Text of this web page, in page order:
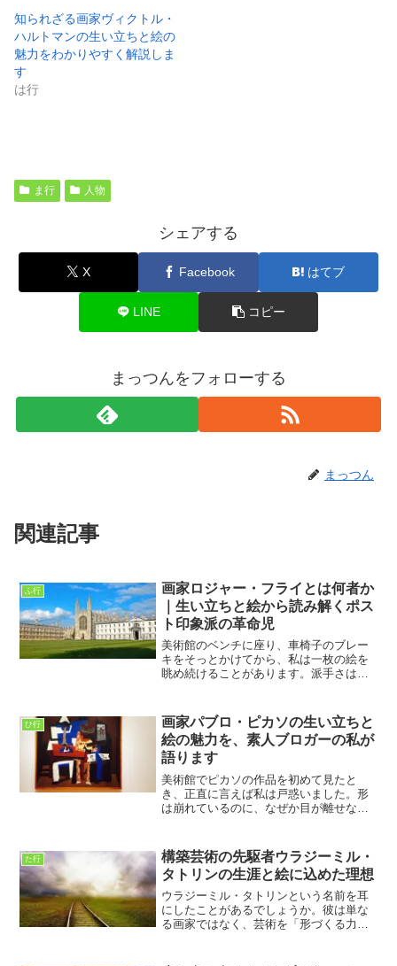
知られざる画家ヴィクトル・
ハルトマンの生い立ちと絵の
魅力をわかりやすく解説しま
す
は行
ま行 人物
シェアする
X Facebook はてブ
LINE コピー
まっつんをフォローする
まっつん
関連記事
ふ行
画家ロジャー・フライとは何者か
｜生い立ちと絵から読み解くポス
ト印象派の革命児
美術館のベンチに座り、車椅子のブレー
キをそっとかけてから、私は一枚の絵を
眺め続けることがあります。派手さはな
名前があります。それが、画家であり批
評家でもあった ロジャー...
ひ行
画家パブロ・ピカソの生い立ちと
絵の魅力を、素人ブロガーの私が
語ります
美術館でピカソの作品を初めて見たと
き、正直に言えば私は戸惑いました。形
は崩れているのに、なぜか目が離せな
感情だけが先に動く。そんな体験でし
た。私は車椅子ユーザーの素人ブ...
た行
構築芸術の先駆者ウラジーミル・
タトリンの生涯と絵に込めた理想
ウラジーミル・タトリンという名前を耳
にしたことがあるでしょうか。彼は単な
る画家ではなく、芸術を「形づくる力」